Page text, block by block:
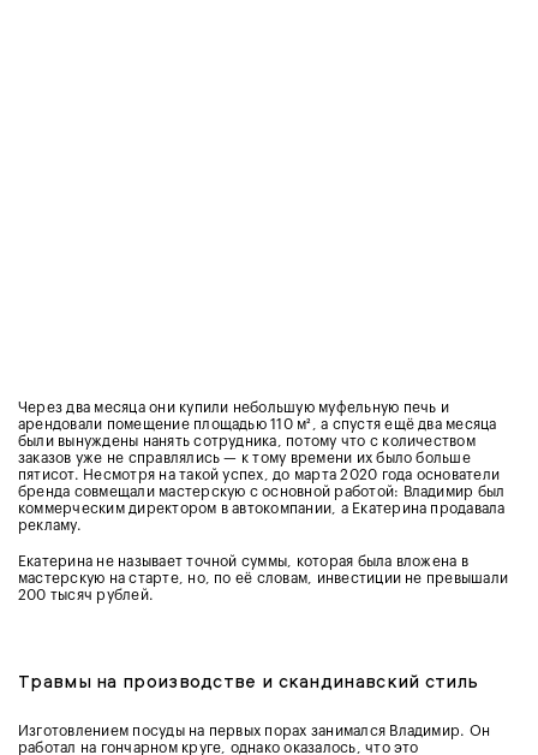
Через два месяца они купили небольшую муфельную печь и
арендовали помещение площадью 110 м², а спустя ещё два месяца
были вынуждены нанять сотрудника, потому что с количеством
заказов уже не справлялись — к тому времени их было больше
пятисот. Несмотря на такой успех, до марта 2020 года основатели
бренда совмещали мастерскую с основной работой: Владимир был
коммерческим директором в автокомпании, а Екатерина продавала
рекламу.
Екатерина не называет точной суммы, которая была вложена в
мастерскую на старте, но, по её словам, инвестиции не превышали
200 тысяч рублей.
Травмы на производстве и скандинавский стиль
Изготовлением посуды на первых порах занимался Владимир. Он
работал на гончарном круге, однако оказалось, что это